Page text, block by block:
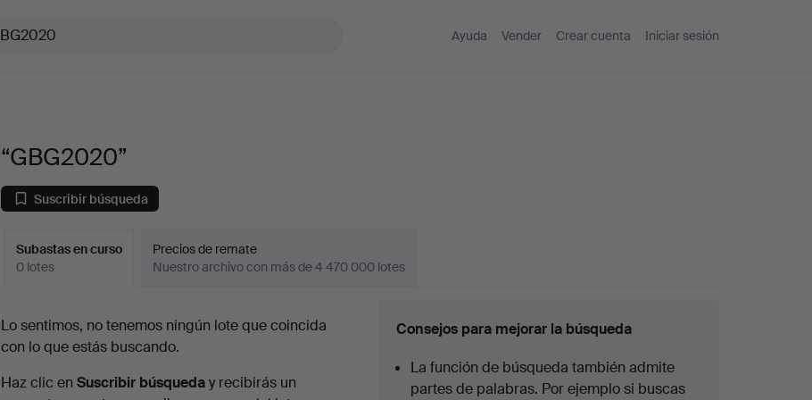
Ayuda Vender Crear cuenta Iniciar sesión
“GBG2020”
Suscribir búsqueda
Subastas en curso
0 lotes
Precios de remate
Nuestro archivo con más de 4 470 000 lotes
Subastas
en
curso
Lo sentimos, no tenemos ningún lote que coincida
con lo que estás buscando.
Haz clic enSuscribir búsqueday recibirás un
Consejos para mejorar la búsqueda
La función de búsqueda también admite
partes de palabras. Por ejemplo si buscas